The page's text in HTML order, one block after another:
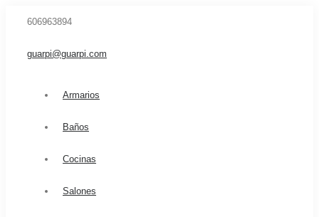
606963894
guarpi@guarpi.com
Armarios
Baños
Cocinas
Salones